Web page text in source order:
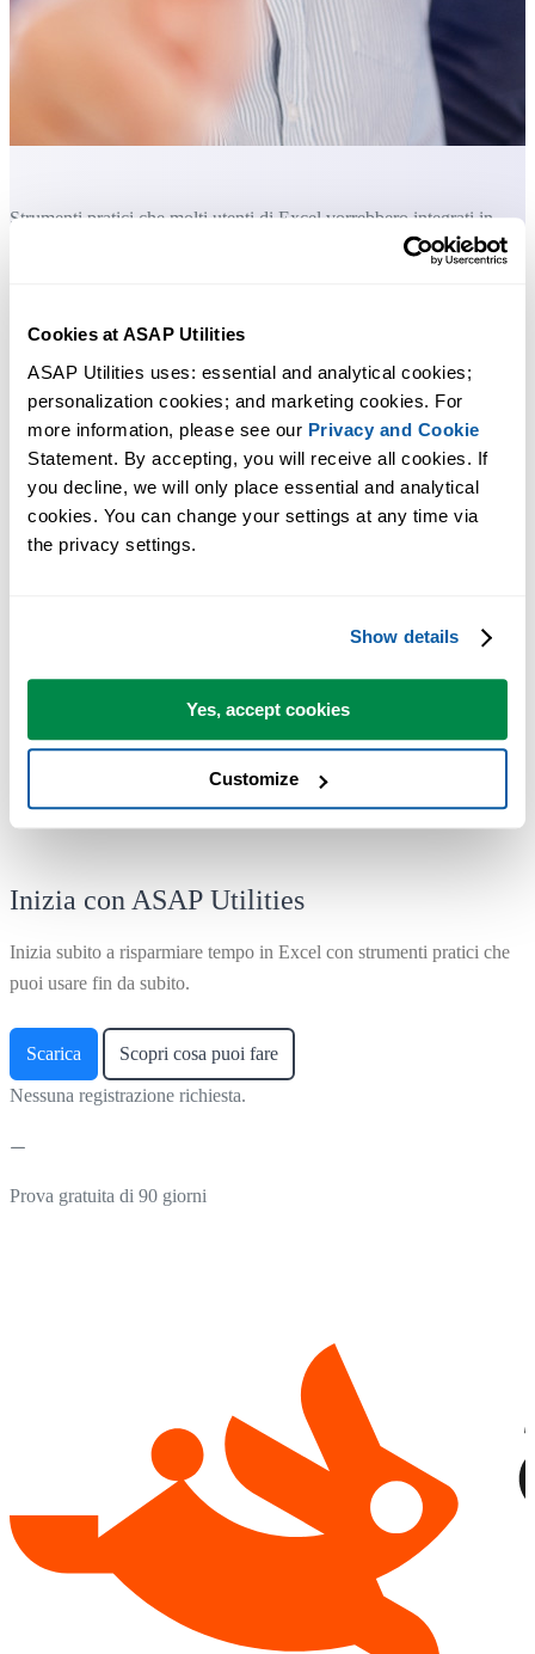
Cookies at ASAP Utilities
ASAP Utilities uses: essential and analytical cookies;
personalization cookies; and marketing cookies. For
more information, please see our Privacy and Cookie
Statement. By accepting, you will receive all cookies. If
you decline, we will only place essential and analytical
cookies. You can change your settings at any time via
the privacy settings.
Show details
Yes, accept cookies
Customize
Strumenti pratici che molti utenti di Excel vorrebbero integrati in
solo non può fare.
Puoi iniziare subito. Nessuna formazione necessaria.
La maggior parte degli utenti inizia usando poche funzioni. Molti
Inizia con ASAP Utilities
Inizia subito a risparmiare tempo in Excel con strumenti pratici che
puoi usare fin da subito.
Scarica Scopri cosa puoi fare
Nessuna registrazione richiesta.
Prova gratuita di 90 giorni